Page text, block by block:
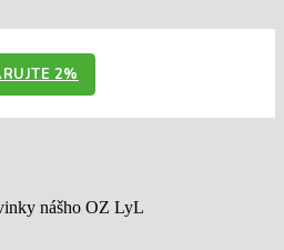
2%
nášho OZ LyL